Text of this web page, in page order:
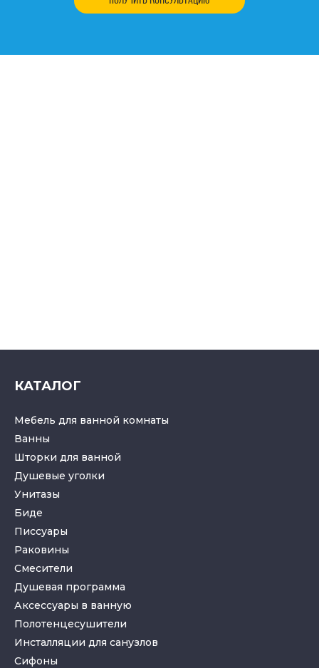
КАТАЛОГ
Мебель для ванной комнаты
Ванны
Шторки для ванной
Душевые уголки
Унитазы
Биде
Писсуары
Раковины
Смесители
Душевая программа
Аксессуары в ванную
Полотенцесушители
Инсталляции для санузлов
Cифоны